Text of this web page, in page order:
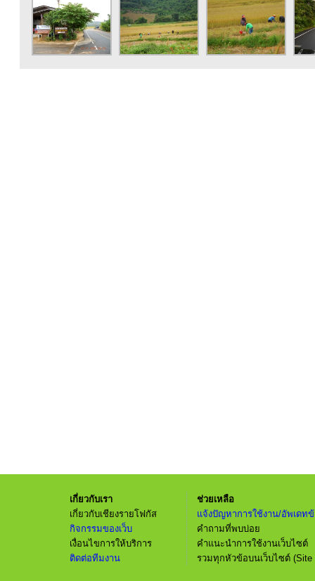
เกี่ยวกับเรา
เกี่ยวกับเชียงรายโฟกัส
กิจกรรมของเว็บ
เงื่อนไขการให้บริการ
ติดต่อทีมงาน
ช่วยเหลือ
แจ้งปัญหาการใช้งาน/อัพเดท
คำถามที่พบบ่อย
คำแนะนำการใช้งานเว็บไซต์
รวมทุกหัวข้อบนเว็บไซต์ (Site